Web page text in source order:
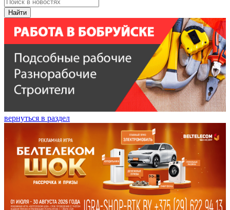
Найти
вернуться в раздел